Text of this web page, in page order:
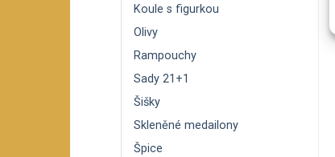
Koule s figurkou
Olivy
Rampouchy
Sady 21+1
Šišky
Skleněné medailony
Špice
89